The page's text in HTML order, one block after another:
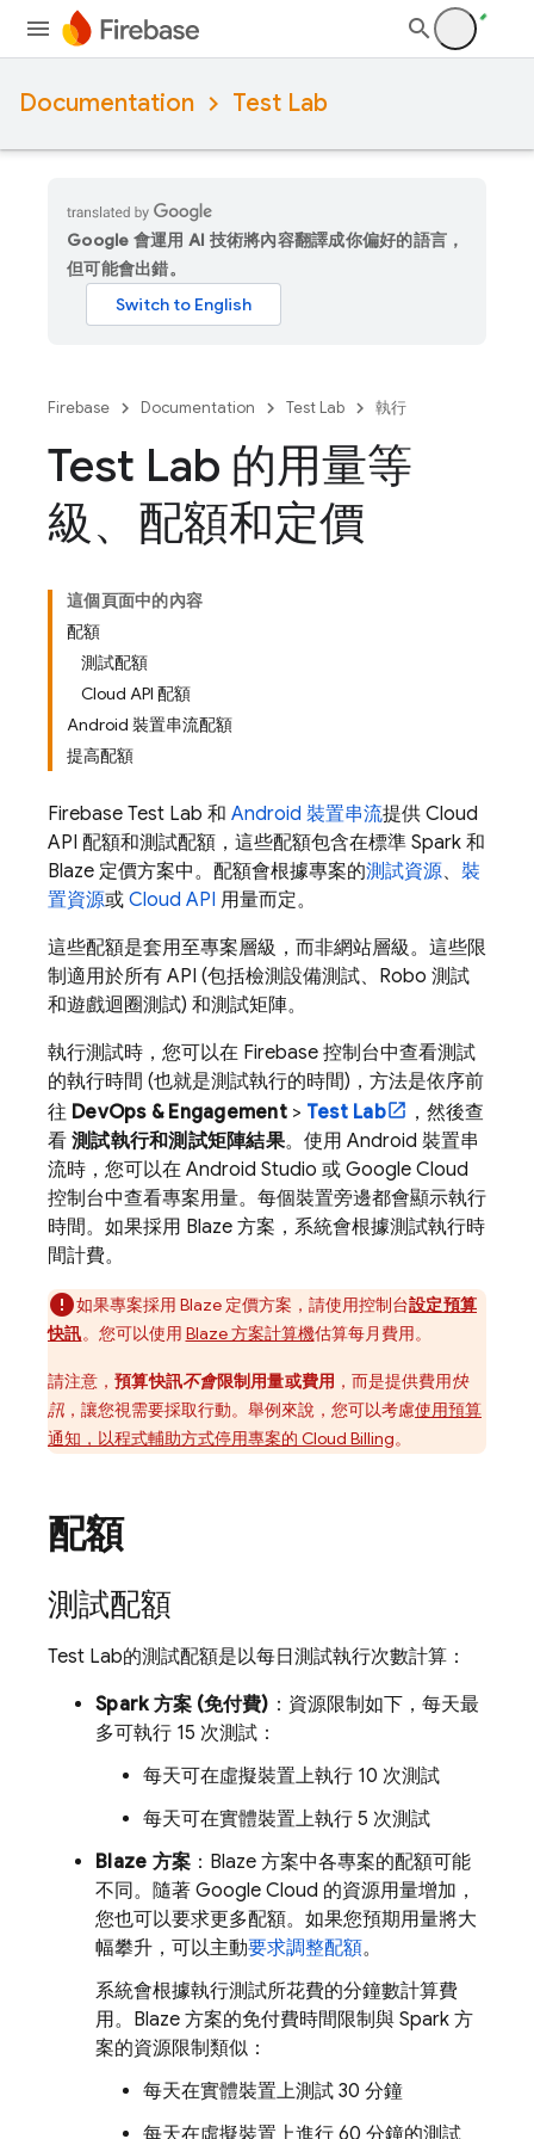
Documentation Test Lab
Google 會運用 AI 技術將內容翻譯成你偏好的語言，
但可能會出錯。
Firebase Documentation Test Lab 執行
Test Lab 的用量等
級、配額和定價
這個頁面中的內容
配額
測試配額
Cloud API 配額
Android 裝置串流配額
提高配額
Firebase Test Lab 和 Android 裝置串流提供 Cloud
API 配額和測試配額，這些配額包含在標準 Spark 和
Blaze 定價方案中。配額會根據專案的測試資源、 裝
置資源或 Cloud API 用量而定。
這些配額是套用至專案層級，而非網站層級。這些限
制適用於所有 API (包括檢測設備測試、Robo 測試
和遊戲迴圈測試) 和測試矩陣。
執行測試時，您可以在 Firebase 控制台中查看測試
的執行時間 (也就是測試執行的時間)，方法是依序前
往 DevOps & Engagement> Test Lab
，然後查
看 測試執行和測試矩陣結果。使用 Android 裝置串
流時，您可以在 Android Studio 或 Google Cloud
控制台中查看專案用量。每個裝置旁邊都會顯示執行
時間。如果採用 Blaze 方案，系統會根據測試執行時
間計費。
如果專案採用 Blaze 定價方案，請使用控制台設定預算
快訊。您可以使用 Blaze 方案計算機估算每月費用。
請注意， 預算快訊不會限制用量或費用 ，而是提供費用快
訊 ，讓您視需要採取行動。舉例來說，您可以考慮使用預算
通知，以程式輔助方式停用專案的 Cloud Billing。
配額
測試配額
Test Lab的測試配額是以每日測試執行次數計算：
Spark 方案 (免付費) ：資源限制如下，每天最
多可執行 15 次測試：
每天可在虛擬裝置上執行 10 次測試
每天可在實體裝置上執行 5 次測試
Blaze 方案 ：Blaze 方案中各專案的配額可能
不同。隨著 Google Cloud 的資源用量增加，
您也可以要求更多配額。如果您預期用量將大
幅攀升，可以主動要求調整配額。
系統會根據執行測試所花費的分鐘數計算費
用。Blaze 方案的免付費時間限制與 Spark 方
案的資源限制類似：
每天在實體裝置上測試 30 分鐘
每天在虛擬裝置上進行 60 分鐘的測試